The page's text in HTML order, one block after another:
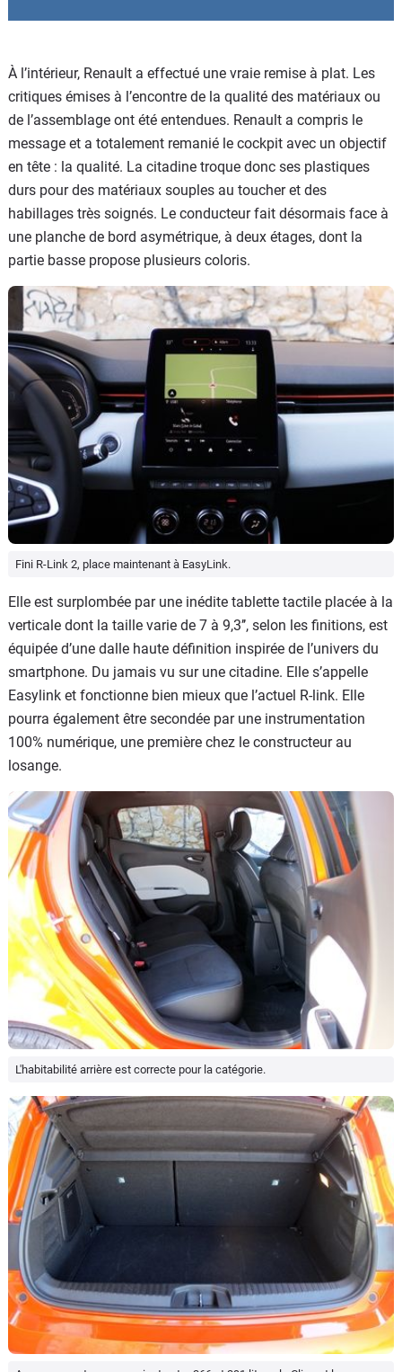
À l’intérieur, Renault a effectué une vraie remise à plat. Les
critiques émises à l’encontre de la qualité des matériaux ou
de l’assemblage ont été entendues. Renault a compris le
message et a totalement remanié le cockpit avec un objectif
en tête : la qualité. La citadine troque donc ses plastiques
durs pour des matériaux souples au toucher et des
habillages très soignés. Le conducteur fait désormais face à
une planche de bord asymétrique, à deux étages, dont la
partie basse propose plusieurs coloris.
Fini R-Link 2, place maintenant à EasyLink.
Elle est surplombée par une inédite tablette tactile placée à la
verticale dont la taille varie de 7 à 9,3’’, selon les finitions, est
équipée d’une dalle haute définition inspirée de l’univers du
smartphone. Du jamais vu sur une citadine. Elle s’appelle
Easylink et fonctionne bien mieux que l’actuel R-link. Elle
pourra également être secondée par une instrumentation
100% numérique, une première chez le constructeur au
losange.
L'habitabilité arrière est correcte pour la catégorie.